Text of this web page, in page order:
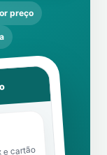
preço
e cartão